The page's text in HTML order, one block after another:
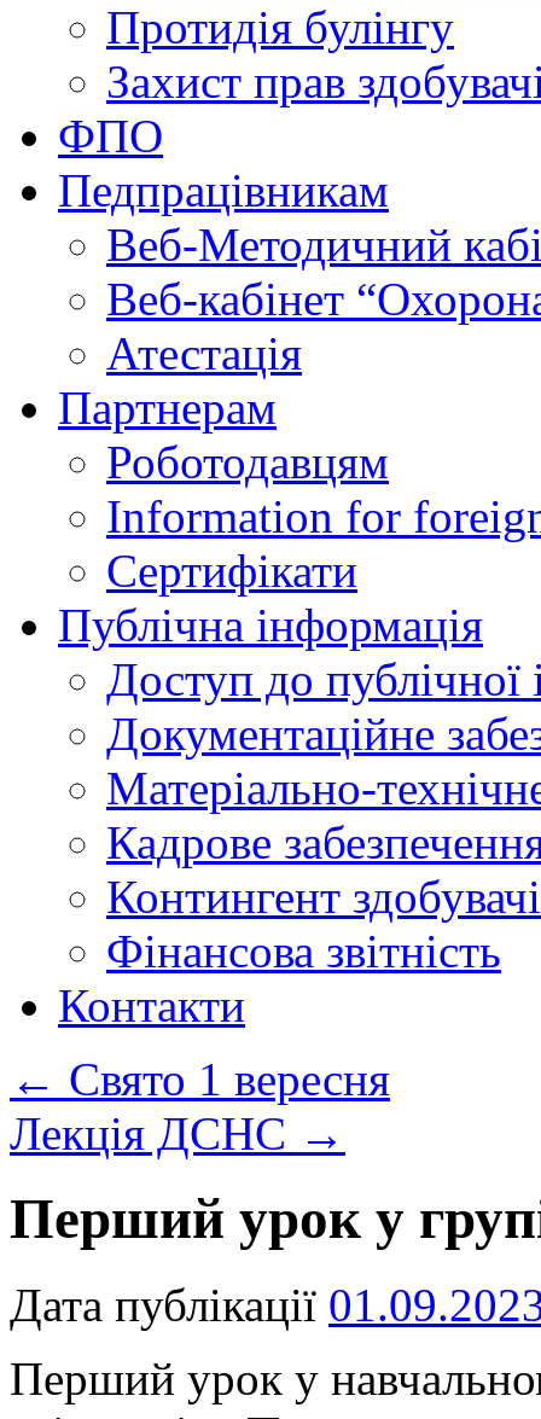
Протидія булінгу
Захист прав
ФПО
Педпрацівникам
Веб-Методичний
Веб-кабінет
Атестація
Партнерам
Роботодавцям
Information for
Сертифікати
Публічна інформація
Доступ до публічної
Документаційне
Матеріально-
Кадрове
Контингент
Фінансова звітність
Контакти
← Свято 1 вересня
Лекція ДСНС →
Перший урок у
Дата публікації
Перший урок у